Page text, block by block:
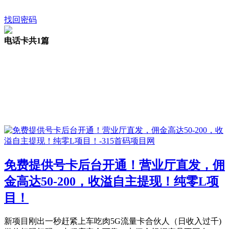
找回密码
电话卡共1篇
免费提供号卡后台开通！营业厅直发，佣
金高达50-200，收溢自主提现！纯零L项
目！
新项目刚出一秒赶紧上车吃肉5G流量卡合伙人（日收入过千)